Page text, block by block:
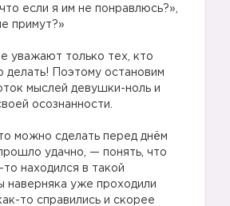
если я им не понравлюсь?»,
примут?»
уважают только тех, кто
делать! Поэтому остановим
мыслей девушки-ноль и
осознанности.
можно сделать перед днём
удачно, — понять, что
находился в такой
наверняка уже проходили
то справились и скорее